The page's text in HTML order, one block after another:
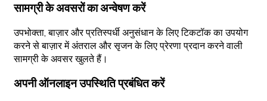
सामग्री के अवसरों का अन्वेषण करें
उपभोक्ता, बाज़ार और प्रतिस्पर्धी अनुसंधान के लिए टिकटॉक का उपयोग
करने से बाज़ार में अंतराल और सृजन के लिए प्रेरणा प्रदान करने वाली
सामग्री के अवसर खुलते हैं।
अपनी ऑनलाइन उपस्थिति प्रबंधित करें